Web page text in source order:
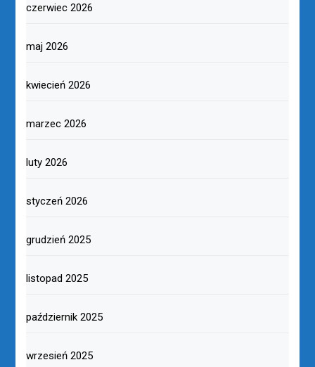
czerwiec 2026
maj 2026
kwiecień 2026
marzec 2026
luty 2026
styczeń 2026
grudzień 2025
listopad 2025
październik 2025
wrzesień 2025